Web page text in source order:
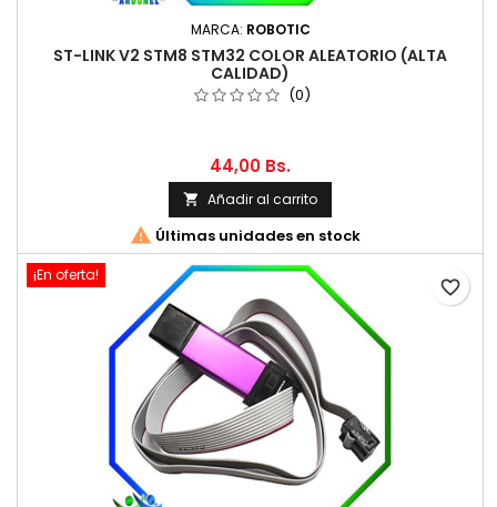
MARCA: ROBOTIC
ST-LINK V2 STM8 STM32 COLOR ALEATORIO (ALTA
CALIDAD)
(0)
44,00 Bs.
 Añadir al carrito
 Últimas unidades en stock
¡En oferta!
favorite_border